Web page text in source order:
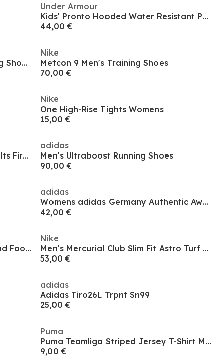
Under Armour
Kids' Pronto Hooded Water Resistant Padded Gilet
44,00 €
Pegasus Trail 5 GORE-TEX Running Shoes Mens
Nike
Metcon 9 Men's Training Shoes
70,00 €
Nike
One High-Rise Tights Womens
15,00 €
Zoom Mercurial Vapor 16 Pro Adults Firm Ground Football Boots
adidas
Men's Ultraboost Running Shoes
90,00 €
adidas
Womens adidas Germany Authentic Away Shirt 2023
42,00 €
Men's Superfly 11 Club Firm Ground Football Boots
Nike
Men's Mercurial Club Slim Fit Astro Turf Football Boot
53,00 €
adidas
Adidas Tiro26L Trpnt Sn99
25,00 €
Puma
Puma Teamliga Striped Jersey T-Shirt Mens
9,00 €